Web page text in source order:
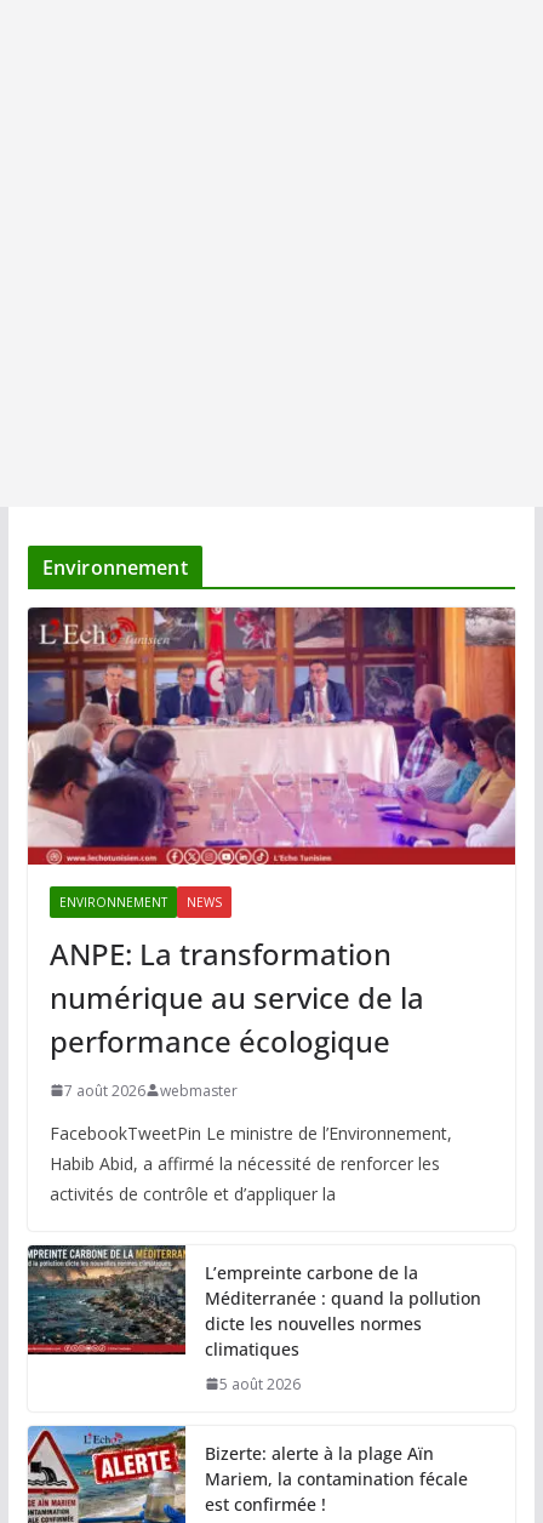
Environnement
ENVIRONNEMENT NEWS
ANPE: La transformation
numérique au service de la
performance écologique
7 août 2026 webmaster
FacebookTweetPin Le ministre de l’Environnement,
Habib Abid, a affirmé la nécessité de renforcer les
activités de contrôle et d’appliquer la
L’empreinte carbone de la
Méditerranée : quand la pollution
dicte les nouvelles normes
climatiques
5 août 2026
Bizerte: alerte à la plage Aïn
Mariem, la contamination fécale
est confirmée !